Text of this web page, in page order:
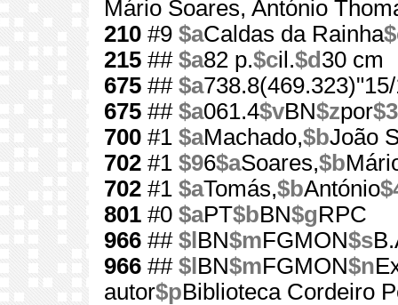
Mário Soares, António
210 #9 $aCaldas da Rainha
215 ## $a82 p.$cil.$d 30 cm
675 ## $a
675 ## $a061.4$vBN$zpor$3
700 #1 $aMachado,$bJoão
702 #1 $96$aSoares,$b
702 #1 $aTomás,$bAntónio
801 #0 $aPT$bBN$gRPC
966 ## $l BN$mFGMON$s
966 ## $l BN$mFGMON$n
autor$pBiblioteca Cordeiro